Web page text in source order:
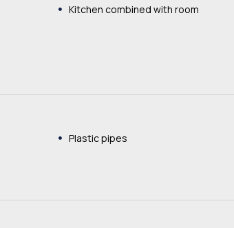
Kitchen combined with room
Plastic pipes